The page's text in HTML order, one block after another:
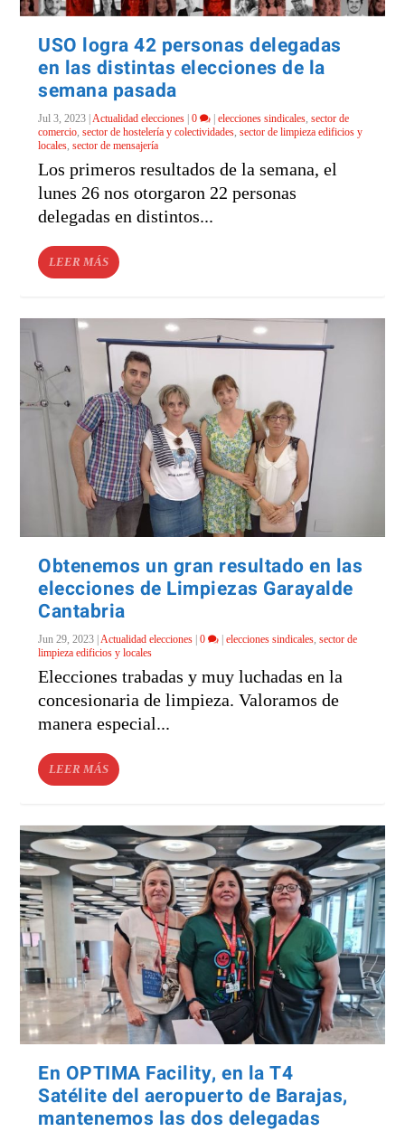
USO logra 42 personas delegadas
en las distintas elecciones de la
semana pasada
Jul 3, 2023 |Actualidad elecciones |0 |elecciones sindicales,sector de
comercio,sector de hostelería y colectividades,sector de limpieza edificios y
locales,sector de mensajería
Los primeros resultados de la semana, el
lunes 26 nos otorgaron 22 personas
delegadas en distintos...
LEER MÁS
Obtenemos un gran resultado en las
elecciones de Limpiezas Garayalde
Cantabria
Jun 29, 2023 |Actualidad elecciones |0 |elecciones sindicales,sector de
limpieza edificios y locales
Elecciones trabadas y muy luchadas en la
concesionaria de limpieza. Valoramos de
manera especial...
LEER MÁS
En OPTIMA Facility, en la T4
Satélite del aeropuerto de Barajas,
mantenemos las dos delegadas